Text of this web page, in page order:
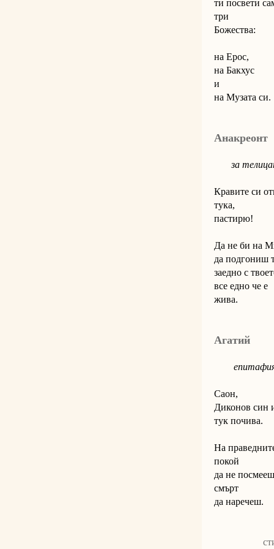
ти посвети
три
Божества:
на Ерос,
на Бакхус
и
на Музата си.
Анакреонт
за
Кравите си
тука,
пастирю!
Да не би на
да подгониш
заедно с
все едно че е
жива.
Агатий
Саон,
Диконов син
тук почива.
На
покой
да не посмееш
смърт
да наречеш.